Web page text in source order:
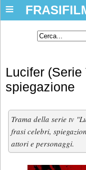
≡
Lucifer
spiegazione
Trama della serie tv
frasi celebri,
attori e personaggi.